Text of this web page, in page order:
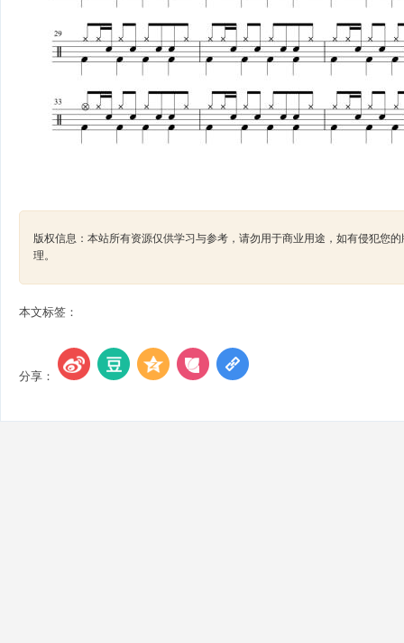
版权信息：本站所有资源仅供学习与参考，请勿用于商业用途，如有侵犯您
理。
本文标签：
分享：